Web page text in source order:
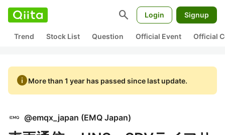
search Login Signup
Trend Stock List Question Official Event Official
infoMore than 1 year has passed since last update.
@emqx_japan (EMQ Japan)